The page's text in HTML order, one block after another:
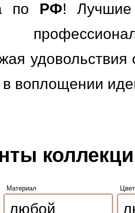
по РФ! Лучшие
в воплощении
Материал Цвет